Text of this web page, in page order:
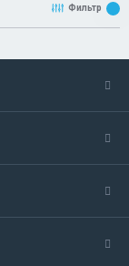
Фильтр